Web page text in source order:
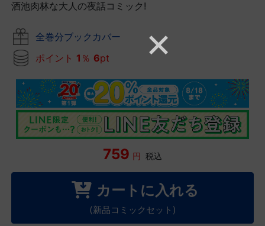
酒池肉林な大人の夜話コミック!
全巻分ブックカバー
ポイント 1 ％ 6pt
759 円 税込
カートに入れる
(新品コミックセット)